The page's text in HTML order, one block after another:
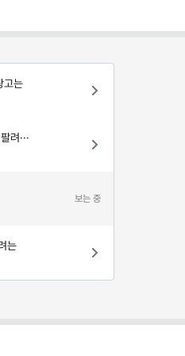
고는
려···
보는 중
는